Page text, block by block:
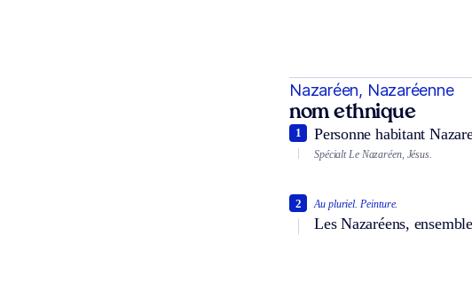
Nazaréen, Nazaréenne
nom ethnique
Personne habitant
1
Spécialt Le Nazaréen, Jésus.
Au pluriel. Peinture.
Les Nazaréens,
2